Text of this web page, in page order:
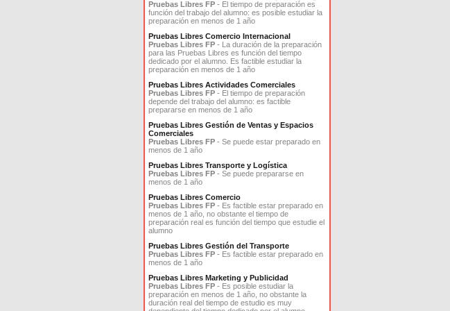
Pruebas Libres FP - El tiempo de preparación es
función del trabajo del alumno: es posible estudiar la
preparación en menos de 1 año
Pruebas Libres Comercio Internacional
Pruebas Libres FP - La duración de la preparación
para las Pruebas Libres es función del tiempo
dedicado por el alumno. Es factible estudiar la
preparación en menos de 1 año
Pruebas Libres Actividades Comerciales
Pruebas Libres FP - El tiempo de preparación
depende del trabajo del alumno: es factible
prepararse en menos de 1 año
Pruebas Libres Gestión de Ventas y Espacios
Comerciales
Pruebas Libres FP - Se puede estar preparado en
menos de 1 año
Pruebas Libres Transporte y Logística
Pruebas Libres FP - Se puede prepararse en
menos de 1 año
Pruebas Libres Comercio
Pruebas Libres FP - Es factible estar preparado en
menos de 1 año, no obstante el tiempo de
preparación real es función del tiempo que estudie el
alumno
Pruebas Libres Gestión del Transporte
Pruebas Libres FP - Es factible estar preparado en
menos de 1 año
Pruebas Libres Marketing y Publicidad
Pruebas Libres FP - Es posible estudiar la
preparación en menos de 1 año, no obstante la
duración real del tiempo de estudio es muy